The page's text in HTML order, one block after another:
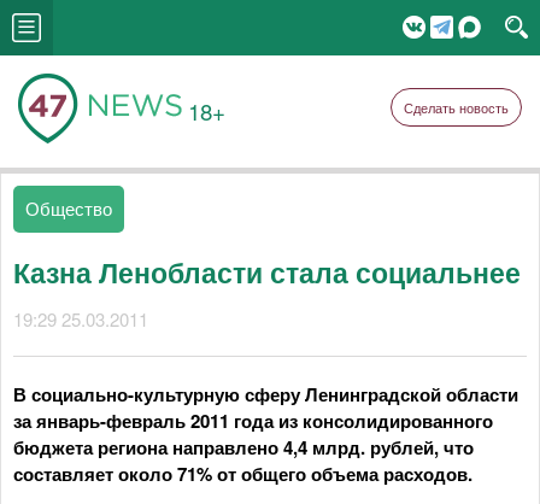
18+ Сделать новость
Общество
Казна Ленобласти стала социальнее
19:29 25.03.2011
В социально-культурную сферу Ленинградской области
за январь-февраль 2011 года из консолидированного
бюджета региона направлено 4,4 млрд. рублей, что
составляет около 71% от общего объема расходов.